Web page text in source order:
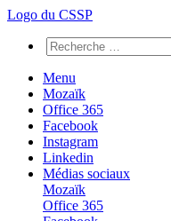
Logo du CSSP
Menu
Mozaïk
Office 365
Facebook
Instagram
Linkedin
Médias sociaux
Mozaïk
Office 365